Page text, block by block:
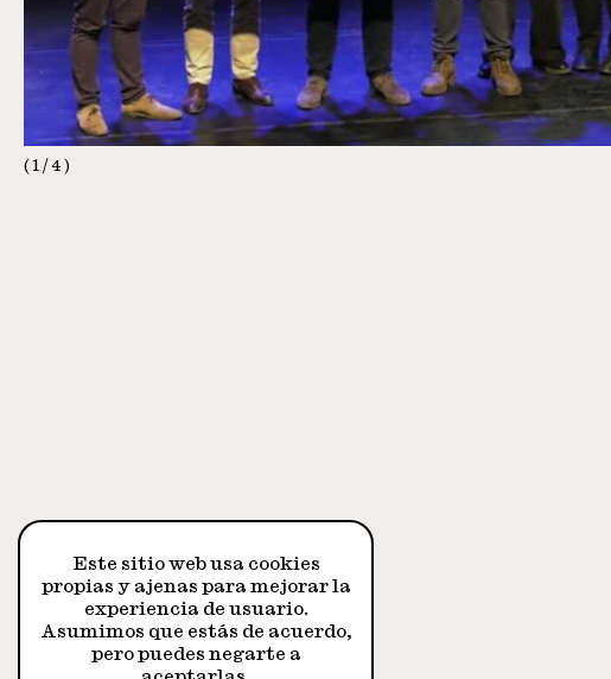
1 / 4
Este sitio web usa cookies
propias y ajenas para mejorar la
experiencia de usuario.
Asumimos que estás de acuerdo,
pero puedes negarte a